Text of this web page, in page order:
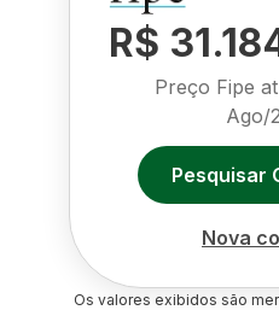
R$
Preço Fipe
Ago/
Pesquisar
Nova
Os valores exibidos são